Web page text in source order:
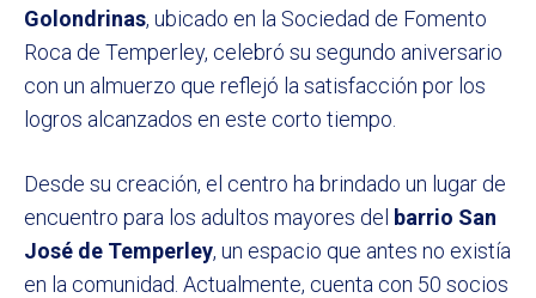
Golondrinas, ubicado en la Sociedad de Fomento
Roca de Temperley, celebró su segundo aniversario
con un almuerzo que reflejó la satisfacción por los
logros alcanzados en este corto tiempo.
Desde su creación, el centro ha brindado un lugar de
encuentro para los adultos mayores del barrio San
José de Temperley, un espacio que antes no existía
en la comunidad. Actualmente, cuenta con 50 socios